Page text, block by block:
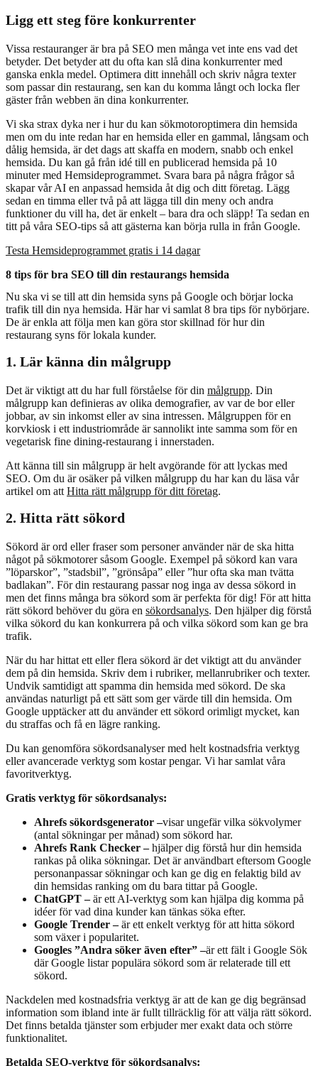
Ligg ett steg före konkurrenter
Vissa restauranger är bra på SEO men många vet inte ens vad det
betyder. Det betyder att du ofta kan slå dina konkurrenter med
ganska enkla medel. Optimera ditt innehåll och skriv några texter
som passar din restaurang, sen kan du komma långt och locka fler
gäster från webben än dina konkurrenter.
Vi ska strax dyka ner i hur du kan sökmotoroptimera din hemsida
men om du inte redan har en hemsida eller en gammal, långsam och
dålig hemsida, är det dags att skaffa en modern, snabb och enkel
hemsida. Du kan gå från idé till en publicerad hemsida på 10
minuter med Hemsideprogrammet. Svara bara på några frågor så
skapar vår AI en anpassad hemsida åt dig och ditt företag. Lägg
sedan en timma eller två på att lägga till din meny och andra
funktioner du vill ha, det är enkelt – bara dra och släpp! Ta sedan en
titt på våra SEO-tips så att gästerna kan börja rulla in från Google.
Testa Hemsideprogrammet gratis i 14 dagar
8 tips för bra SEO till din restaurangs hemsida
Nu ska vi se till att din hemsida syns på Google och börjar locka
trafik till din nya hemsida. Här har vi samlat 8 bra tips för nybörjare.
De är enkla att följa men kan göra stor skillnad för hur din
restaurang syns för lokala kunder.
1. Lär känna din målgrupp
Det är viktigt att du har full förståelse för din målgrupp. Din
målgrupp kan definieras av olika demografier, av var de bor eller
jobbar, av sin inkomst eller av sina intressen. Målgruppen för en
korvkiosk i ett industriområde är sannolikt inte samma som för en
vegetarisk fine dining-restaurang i innerstaden.
Att känna till sin målgrupp är helt avgörande för att lyckas med
SEO. Om du är osäker på vilken målgrupp du har kan du läsa vår
artikel om att Hitta rätt målgrupp för ditt företag.
2. Hitta rätt sökord
Sökord är ord eller fraser som personer använder när de ska hitta
något på sökmotorer såsom Google. Exempel på sökord kan vara
”löparskor”, ”stadsbil”, ”grönsåpa” eller ”hur ofta ska man tvätta
badlakan”. För din restaurang passar nog inga av dessa sökord in
men det finns många bra sökord som är perfekta för dig! För att hitta
rätt sökord behöver du göra en sökordsanalys. Den hjälper dig förstå
vilka sökord du kan konkurrera på och vilka sökord som kan ge bra
trafik.
När du har hittat ett eller flera sökord är det viktigt att du använder
dem på din hemsida. Skriv dem i rubriker, mellanrubriker och texter.
Undvik samtidigt att spamma din hemsida med sökord. De ska
användas naturligt på ett sätt som ger värde till din hemsida. Om
Google upptäcker att du använder ett sökord orimligt mycket, kan
du straffas och få en lägre ranking.
Du kan genomföra sökordsanalyser med helt kostnadsfria verktyg
eller avancerade verktyg som kostar pengar. Vi har samlat våra
favoritverktyg.
Gratis verktyg för sökordsanalys:
Ahrefs sökordsgenerator –visar ungefär vilka sökvolymer
(antal sökningar per månad) som sökord har.
Ahrefs Rank Checker –hjälper dig förstå hur din hemsida
rankas på olika sökningar. Det är användbart eftersom Google
personanpassar sökningar och kan ge dig en felaktig bild av
din hemsidas ranking om du bara tittar på Google.
ChatGPT –är ett AI-verktyg som kan hjälpa dig komma på
idéer för vad dina kunder kan tänkas söka efter.
Google Trender –är ett enkelt verktyg för att hitta sökord
som växer i popularitet.
Googles ”Andra söker även efter” –är ett fält i Google Sök
där Google listar populära sökord som är relaterade till ett
sökord.
Nackdelen med kostnadsfria verktyg är att de kan ge dig begränsad
information som ibland inte är fullt tillräcklig för att välja rätt sökord.
Det finns betalda tjänster som erbjuder mer exakt data och större
funktionalitet.
Betalda SEO-verktyg för sökordsanalys: